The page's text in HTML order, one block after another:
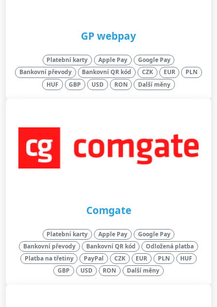
GP webpay
Platební karty Apple Pay
Google Pay
Bankovní převody
Bankovní QR kód CZK EUR
PLN
HUF
GBP USD RON Další měny
Comgate
Platební karty Apple Pay
Google Pay
Bankovní převody
Bankovní QR kód
Odložená platba
Platba na třetiny
PayPal CZK EUR PLN
HUF
GBP
USD RON Další měny